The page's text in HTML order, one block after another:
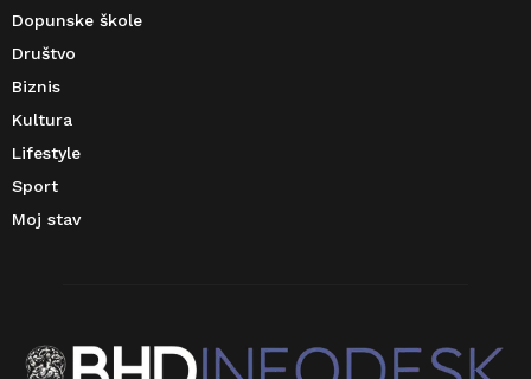
Dopunske škole
Društvo
Biznis
Kultura
Lifestyle
Sport
Moj stav